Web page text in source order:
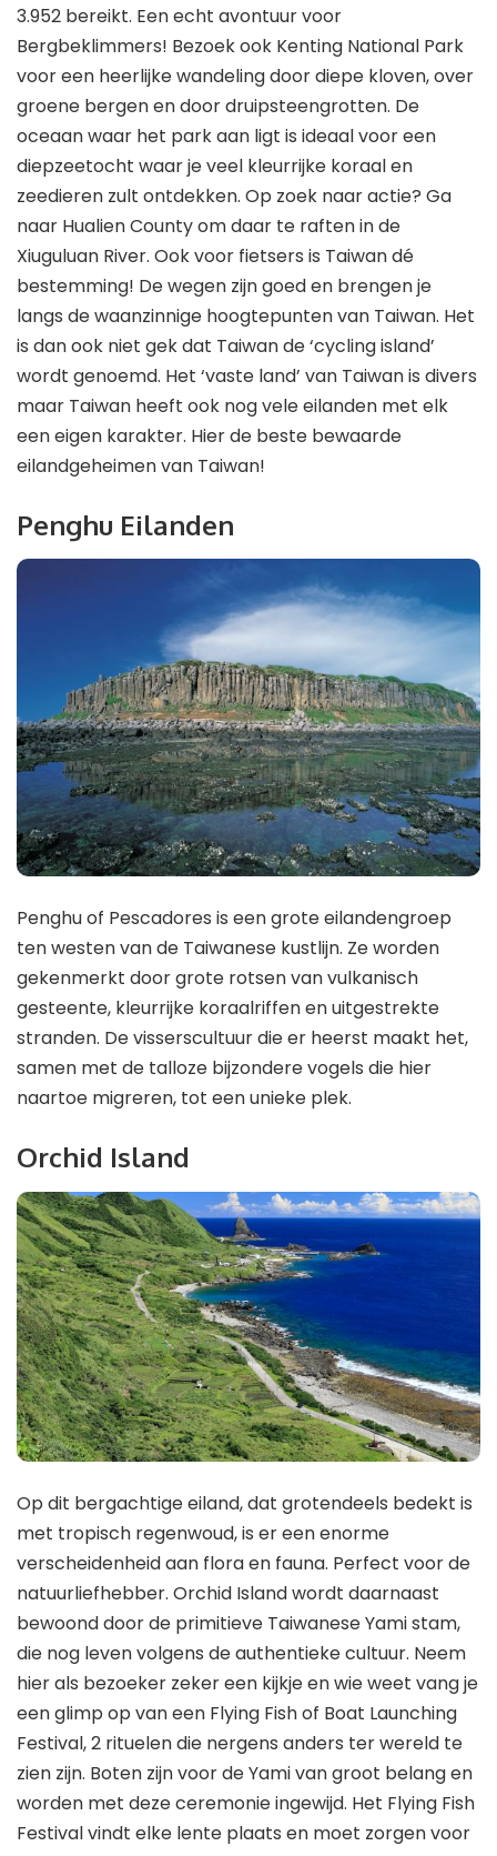
3.952 bereikt. Een echt avontuur voor
Bergbeklimmers! Bezoek ook Kenting National Park
voor een heerlijke wandeling door diepe kloven, over
groene bergen en door druipsteengrotten. De
oceaan waar het park aan ligt is ideaal voor een
diepzeetocht waar je veel kleurrijke koraal en
zeedieren zult ontdekken. Op zoek naar actie? Ga
naar Hualien County om daar te raften in de
Xiuguluan River. Ook voor fietsers is Taiwan dé
bestemming! De wegen zijn goed en brengen je
langs de waanzinnige hoogtepunten van Taiwan. Het
is dan ook niet gek dat Taiwan de ‘cycling island’
wordt genoemd. Het ‘vaste land’ van Taiwan is divers
maar Taiwan heeft ook nog vele eilanden met elk
een eigen karakter. Hier de beste bewaarde
eilandgeheimen van Taiwan!
Penghu Eilanden
Penghu of Pescadores is een grote eilandengroep
ten westen van de Taiwanese kustlijn. Ze worden
gekenmerkt door grote rotsen van vulkanisch
gesteente, kleurrijke koraalriffen en uitgestrekte
stranden. De visserscultuur die er heerst maakt het,
samen met de talloze bijzondere vogels die hier
naartoe migreren, tot een unieke plek.
Orchid Island
Op dit bergachtige eiland, dat grotendeels bedekt is
met tropisch regenwoud, is er een enorme
verscheidenheid aan flora en fauna. Perfect voor de
natuurliefhebber. Orchid Island wordt daarnaast
bewoond door de primitieve Taiwanese Yami stam,
die nog leven volgens de authentieke cultuur. Neem
hier als bezoeker zeker een kijkje en wie weet vang je
een glimp op van een Flying Fish of Boat Launching
Festival, 2 rituelen die nergens anders ter wereld te
zien zijn. Boten zijn voor de Yami van groot belang en
worden met deze ceremonie ingewijd. Het Flying Fish
Festival vindt elke lente plaats en moet zorgen voor